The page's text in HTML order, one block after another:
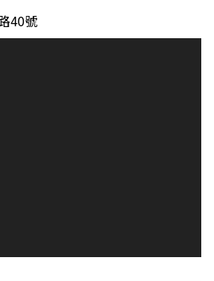
40號